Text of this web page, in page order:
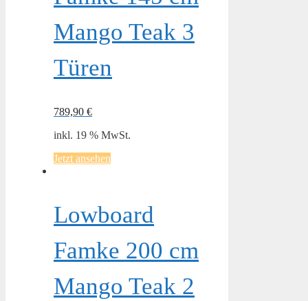
Mango Teak 3
Türen
789,90 €
inkl. 19 % MwSt.
Jetzt ansehen
Lowboard
Famke 200 cm
Mango Teak 2